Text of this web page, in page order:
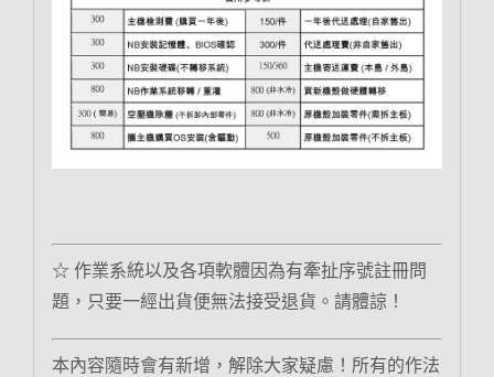
☆ 作業系統以及各項軟體因為有牽扯序號註冊問
題，只要一經出貨便無法接受退貨。請體諒！
本內容隨時會有新增，解除大家疑慮！所有的作法